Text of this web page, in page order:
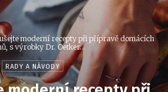
moderní recepty při přípravě domácích
s výrobky Dr. Oetker...
RADY A NÁVODY